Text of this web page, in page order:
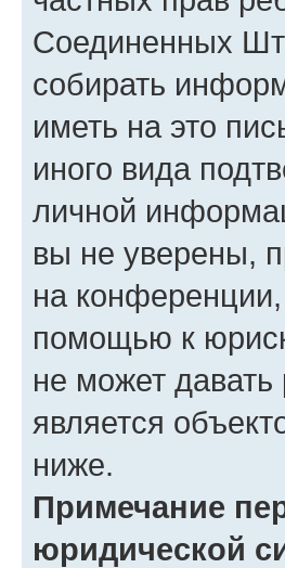
Соединенных
собирать
иметь на это
иного вида
личной
вы не уверены,
на
помощью к
не может
является
ниже.
Примечание
юридической